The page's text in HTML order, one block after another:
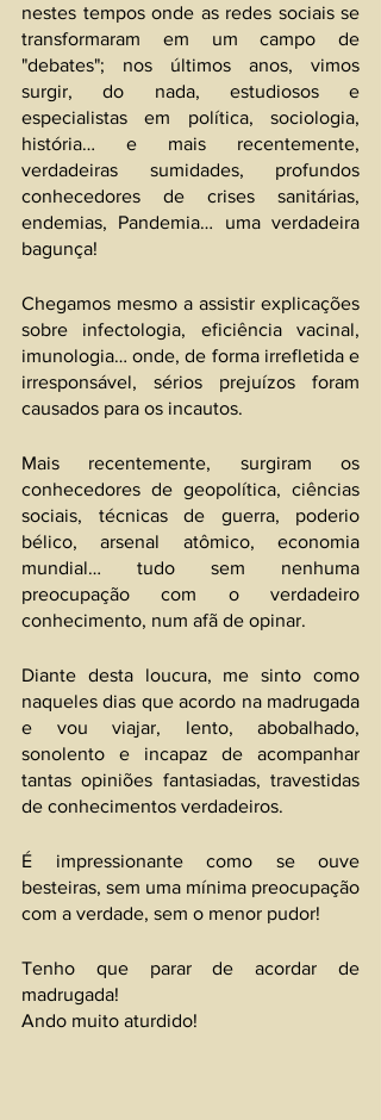
nestes tempos onde as redes sociais se
transformaram em um campo de
"debates"; nos últimos anos, vimos
surgir, do nada, estudiosos e
especialistas em política, sociologia,
história… e mais recentemente,
verdadeiras sumidades, profundos
conhecedores de crises sanitárias,
endemias, Pandemia… uma verdadeira
bagunça!
Chegamos mesmo a assistir explicações
sobre infectologia, eficiência vacinal,
imunologia… onde, de forma irrefletida e
irresponsável, sérios prejuízos foram
causados para os incautos.
Mais recentemente, surgiram os
conhecedores de geopolítica, ciências
sociais, técnicas de guerra, poderio
bélico, arsenal atômico, economia
mundial… tudo sem nenhuma
preocupação com o verdadeiro
conhecimento, num afã de opinar.
Diante desta loucura, me sinto como
naqueles dias que acordo na madrugada
e vou viajar, lento, abobalhado,
sonolento e incapaz de acompanhar
tantas opiniões fantasiadas, travestidas
de conhecimentos verdadeiros.
É impressionante como se ouve
besteiras, sem uma mínima preocupação
com a verdade, sem o menor pudor!
Tenho que parar de acordar de
madrugada!
Ando muito aturdido!